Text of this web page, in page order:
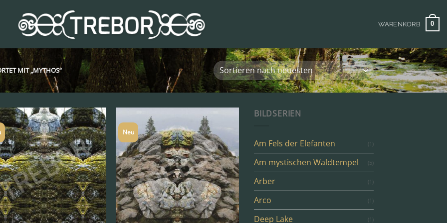
WARENKORB 0
MIT „MYTHOS“
Neu
BILDSERIEN
Am Fels der Elefanten (1)
Am mystischen Waldtempel (5)
Arber (1)
Arco (1)
Deep Lake (1)